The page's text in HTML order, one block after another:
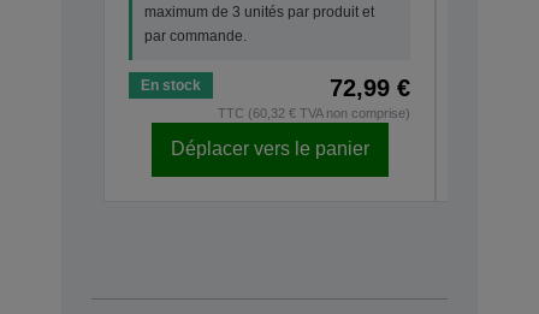
maximum de 3 unités par produit et
par commande.
En stock 72,99 €
TTC (60,32 € TVA non comprise)
Déplacer vers le panier